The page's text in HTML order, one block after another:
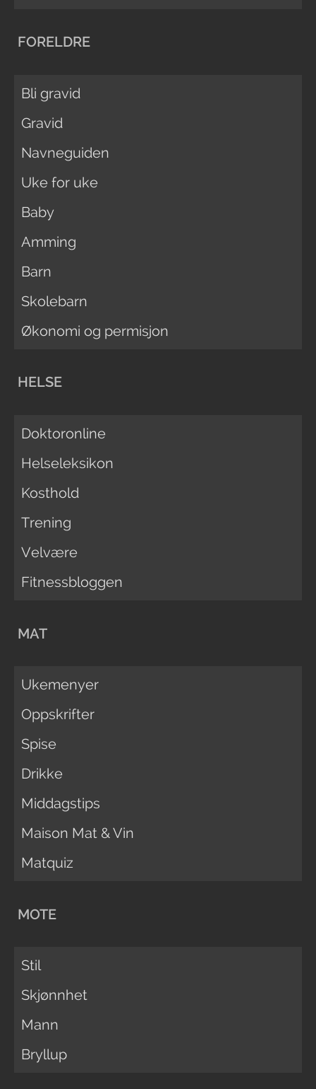
FORELDRE
Bli gravid
Gravid
Navneguiden
Uke for uke
Baby
Amming
Barn
Skolebarn
Økonomi og permisjon
HELSE
Doktoronline
Helseleksikon
Kosthold
Trening
Velvære
Fitnessbloggen
MAT
Ukemenyer
Oppskrifter
Spise
Drikke
Middagstips
Maison Mat & Vin
Matquiz
MOTE
Stil
Skjønnhet
Mann
Bryllup